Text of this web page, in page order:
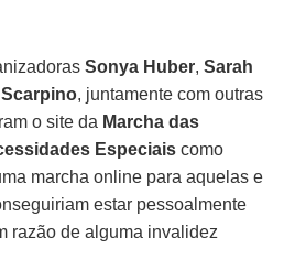
Sonya Huber,Sarah
, juntamente com outras
o site da Marcha das
Especiais como
marcha online para aquelas e
estar pessoalmente
razão de alguma invalidez